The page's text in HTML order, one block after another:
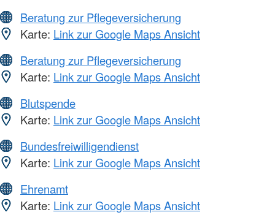
Beratung zur Pflegeversicherung
Karte: Link zur Google Maps Ansicht
Beratung zur Pflegeversicherung
Karte: Link zur Google Maps Ansicht
Blutspende
Karte: Link zur Google Maps Ansicht
Bundesfreiwilligendienst
Karte: Link zur Google Maps Ansicht
Ehrenamt
Karte: Link zur Google Maps Ansicht